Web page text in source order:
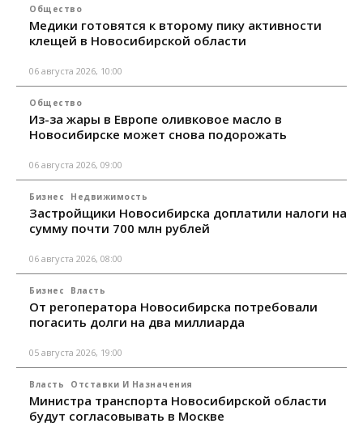
Общество
Медики готовятся к второму пику активности
клещей в Новосибирской области
06 августа 2026, 10:00
Общество
Из-за жары в Европе оливковое масло в
Новосибирске может снова подорожать
06 августа 2026, 09:00
Бизнес Недвижимость
Застройщики Новосибирска доплатили налоги на
сумму почти 700 млн рублей
06 августа 2026, 08:00
Бизнес Власть
От регоператора Новосибирска потребовали
погасить долги на два миллиарда
05 августа 2026, 19:00
Власть Отставки И Назначения
Министра транспорта Новосибирской области
будут согласовывать в Москве